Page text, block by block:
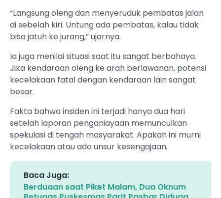
“Langsung oleng dan menyeruduk pembatas jalan
di sebelah kiri. Untung ada pembatas, kalau tidak
bisa jatuh ke jurang,” ujarnya.
Ia juga menilai situasi saat itu sangat berbahaya.
Jika kendaraan oleng ke arah berlawanan, potensi
kecelakaan fatal dengan kendaraan lain sangat
besar.
Fakta bahwa insiden ini terjadi hanya dua hari
setelah laporan penganiayaan memunculkan
spekulasi di tengah masyarakat. Apakah ini murni
kecelakaan atau ada unsur kesengajaan.
Baca Juga:
Berduaan saat Piket Malam, Dua Oknum